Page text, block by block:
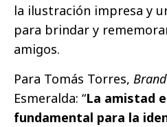
la ilustración impresa y
para brindar y
amigos.
Para Tomás Torres,
Esmeralda: “La amistad
fundamental para la